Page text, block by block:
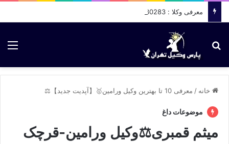
معرفی وکلا : 09036430283
جستجو برای
خانه / معرفی 10 تا بهترین وکیل ورامین🥇【آپدیت جدید】⚖️
موضوعات داغ
میثم قمبری⚖️وکیل ورامین-قرچک